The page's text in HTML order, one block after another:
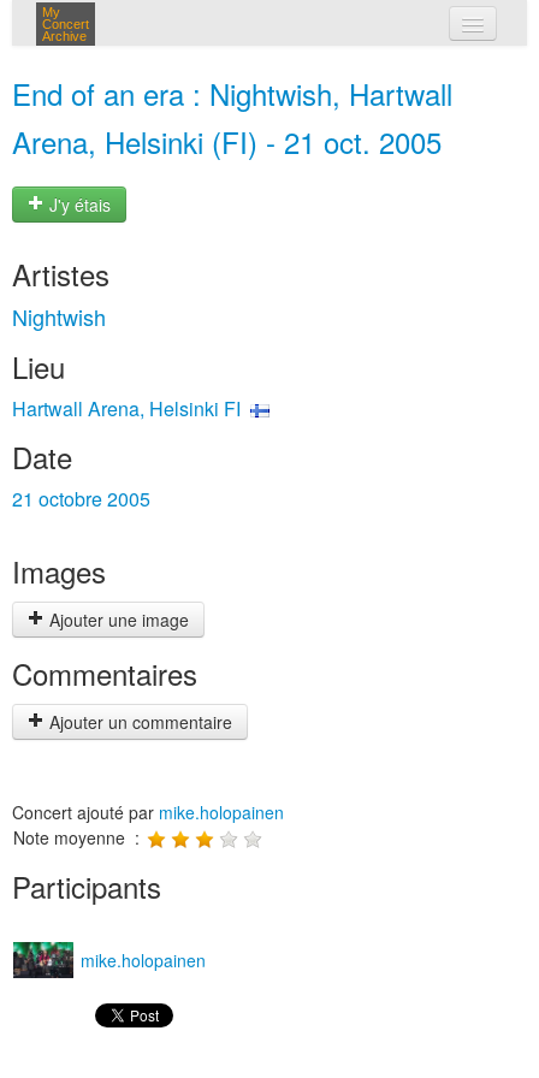
My
Concert
Archive
End of an era : Nightwish, Hartwall
Arena, Helsinki (FI) - 21 oct. 2005
J'y étais
Artistes
Nightwish
Lieu
Hartwall Arena, Helsinki FI
Date
21 octobre 2005
Images
Ajouter une image
Commentaires
Ajouter un commentaire
Concert ajouté par mike.holopainen
Note moyenne :
Participants
mike.holopainen